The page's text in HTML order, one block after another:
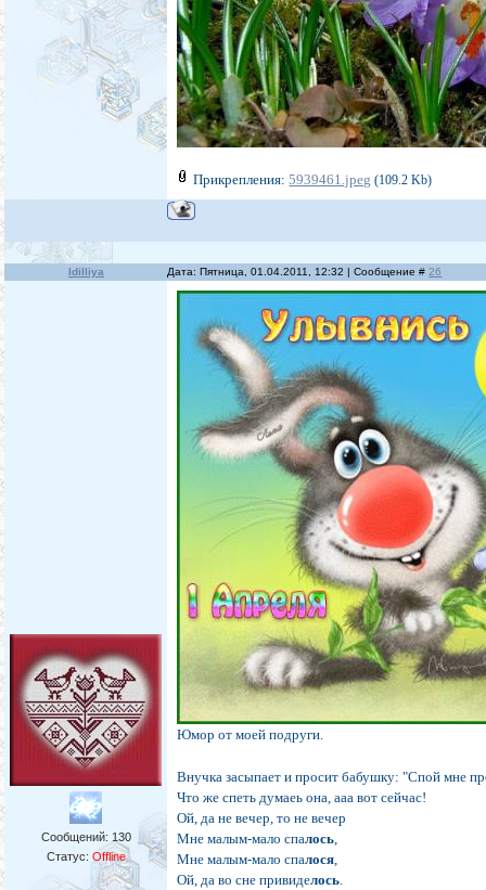
Прикрепления:5939461.jpeg (109.2 Kb)
Idilliya Дата: Пятница, 01.04.2011, 12:32 | Сообщение #26
Сообщений: 130
Статус: Offline
Юмор от моей подруги.
Внучка засыпает и просит бабушку: "Спой мне
Что же спеть думаеь она, ааа вот сейчас!
Ой, да не вечер, то не вечер
Мне малым-мало спалось,
Мне малым-мало спалося,
Ой, да во сне привиделось.